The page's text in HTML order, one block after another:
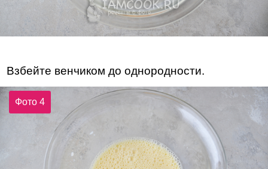
Взбейте венчиком до однородности.
Фото 4